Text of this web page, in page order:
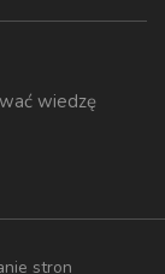
wiedzę
stron